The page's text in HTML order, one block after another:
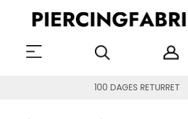
100 DAGES RETURRET